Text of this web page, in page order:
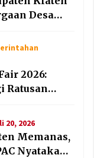
Desa
2026:
Ratusan
20, 2026
Memanas,
Nyatakan